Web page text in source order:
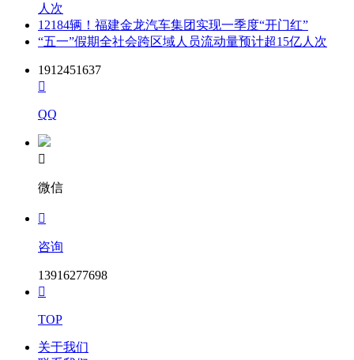
人次
12184辆！福建金龙汽车集团实现一季度“开门红”
“五一”假期全社会跨区域人员流动量预计超15亿人次
1912451637

QQ

微信

咨询
13916277698

TOP
关于我们